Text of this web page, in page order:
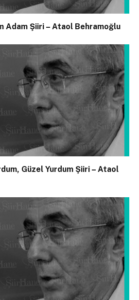
Adam Şiiri – Ataol Behramoğlu
Güzel Yurdum Şiiri – Ataol